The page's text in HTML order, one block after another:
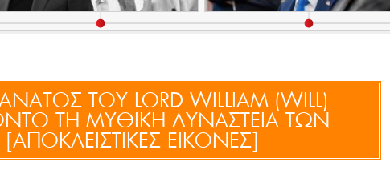
ΤΟΥ LORD WILLIAM (WILL)
ΤΗ ΜΥΘΙΚΗ ΔΥΝΑΣΤΕΙΑ ΤΩΝ
ΕΙΚΟΝΕΣ]